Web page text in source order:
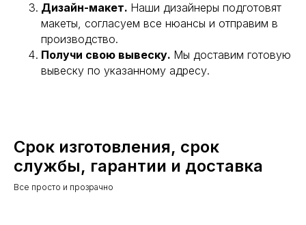
Дизайн-макет. Наши дизайнеры подготовят
макеты, согласуем все нюансы и отправим в
производство.
Получи свою вывеску. Мы доставим готовую
вывеску по указанному адресу.
Срок изготовления, срок
службы, гарантии и доставка
Все просто и прозрачно